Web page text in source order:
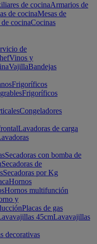
de cocinaArmarios de
de cocinaMesas de
cocinaCocinas
de
Vinos y
VajillaBandejas
Frigoríficos
Frigoríficos
Congeladores
Lavadoras de carga
Secadoras con bomba de
Secadoras de
Secadoras por Kg
Hornos
Hornos multifunción
y
Placas de gas
45cmLavavajillas
decorativas